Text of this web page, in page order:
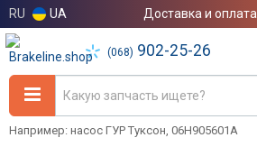
RU UA Доставка и оплата
(068) 902-25-26
Например: насос ГУР Туксон, 06H905601A